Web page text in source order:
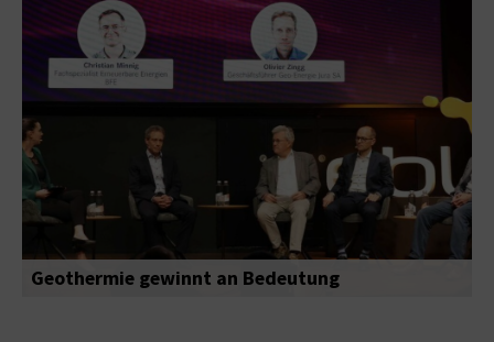
Geothermie gewinnt an Bedeutung